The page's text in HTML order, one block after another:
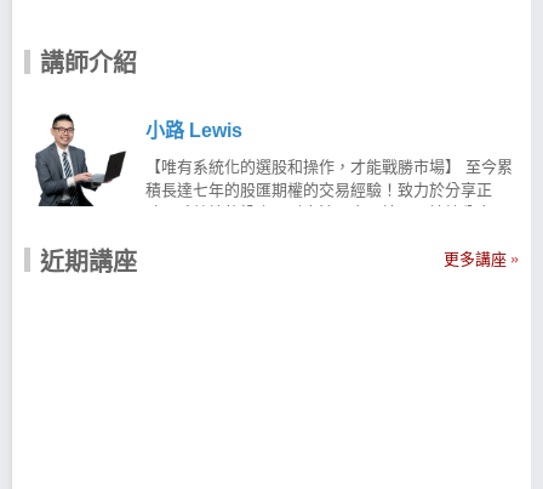
講師介紹
小路 Lewis
【唯有系統化的選股和操作，才能戰勝市場】 至今累
積長達七年的股匯期權的交易經驗！致力於分享正
確、系統性的投資理財方法、交易技巧，持續分享具
股票、外匯保證金、ETFs等商品提供持續性的資訊，
近期講座 更多講座